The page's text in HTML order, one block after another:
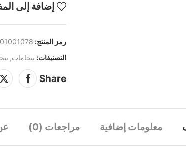
إضافة إلى
رمز المنتج:
التصنيفات: بيجامات,
Share
معلومات إضافية مراجعات (0)